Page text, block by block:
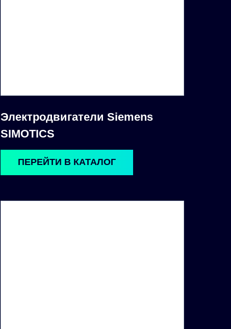
Электродвигатели Siemens
SIMOTICS
ПЕРЕЙТИ В КАТАЛОГ